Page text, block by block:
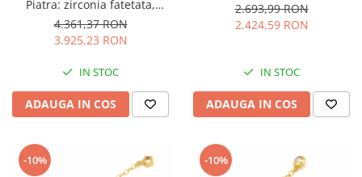
Piatra: zirconia fatetata,
Culoare: transparenta
4.361,37 RON
3.925,23 RON
IN STOC
ADAUGA IN COS
2.693,99 RON
2.424,59 RON
IN STOC
ADAUGA IN COS
-10% -10%